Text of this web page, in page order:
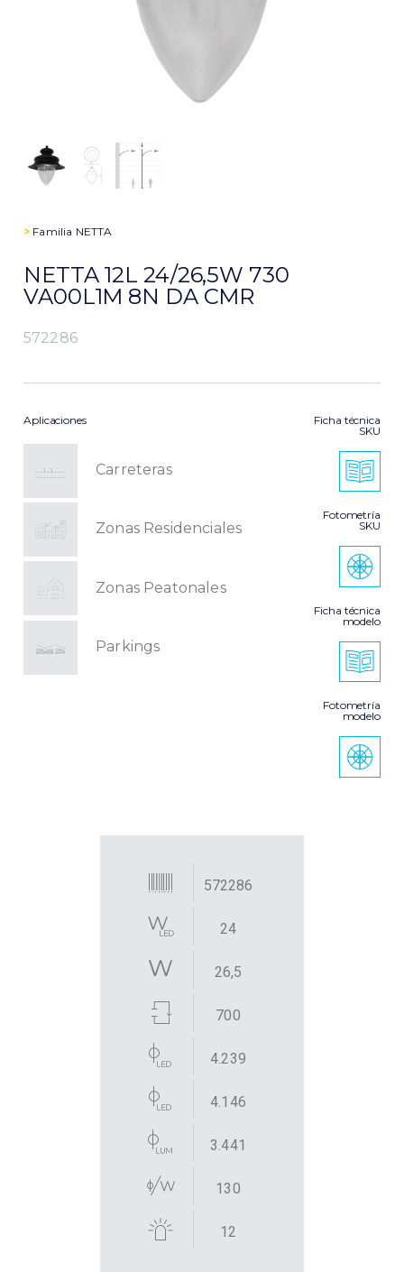
> Familia NETTA
NETTA 12L 24/26,5W 730
VA00L1M 8N DA CMR
572286
Aplicaciones
Carreteras
Zonas Residenciales
Zonas Peatonales
Parkings
Ficha técnica
SKU
Fotometría
SKU
Ficha técnica
modelo
Fotometría
modelo
572286
24
26,5
700
4.239
4.146
3.441
130
12